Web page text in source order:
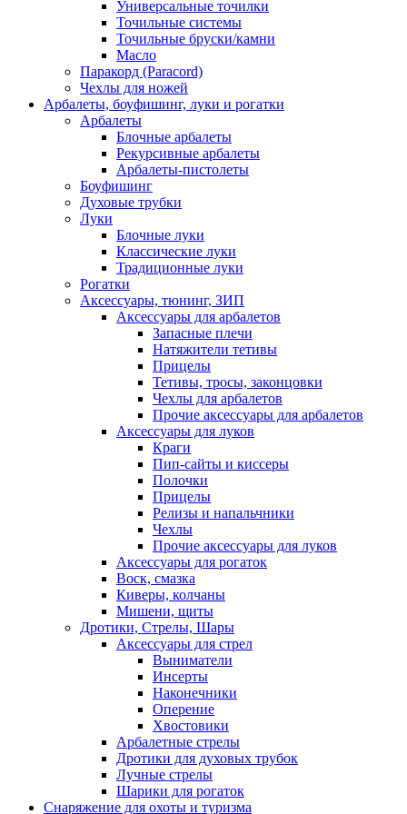
Универсальные точилки
Точильные системы
Точильные бруски/камни
Масло
Паракорд (Paracord)
Чехлы для ножей
Арбалеты, боуфишинг, луки и рогатки
Арбалеты
Блочные арбалеты
Рекурсивные арбалеты
Арбалеты-пистолеты
Боуфишинг
Духовые трубки
Луки
Блочные луки
Классические луки
Традиционные луки
Рогатки
Аксессуары, тюнинг, ЗИП
Аксессуары для арбалетов
Запасные плечи
Натяжители тетивы
Прицелы
Тетивы, тросы, законцовки
Чехлы для арбалетов
Прочие аксессуары для арбалетов
Аксессуары для луков
Краги
Пип-сайты и киссеры
Полочки
Прицелы
Релизы и напальчники
Чехлы
Прочие аксессуары для луков
Аксессуары для рогаток
Воск, смазка
Киверы, колчаны
Мишени, щиты
Дротики, Стрелы, Шары
Аксессуары для стрел
Выниматели
Инсерты
Наконечники
Оперение
Хвостовики
Арбалетные стрелы
Дротики для духовых трубок
Лучные стрелы
Шарики для рогаток
Снаряжение для охоты и туризма